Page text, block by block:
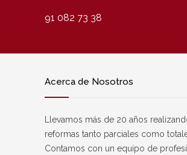
91 082 73 38
Acerca de Nosotros
Llevamos más de 20 años
reformas tanto parciales como
Contamos con un equipo de